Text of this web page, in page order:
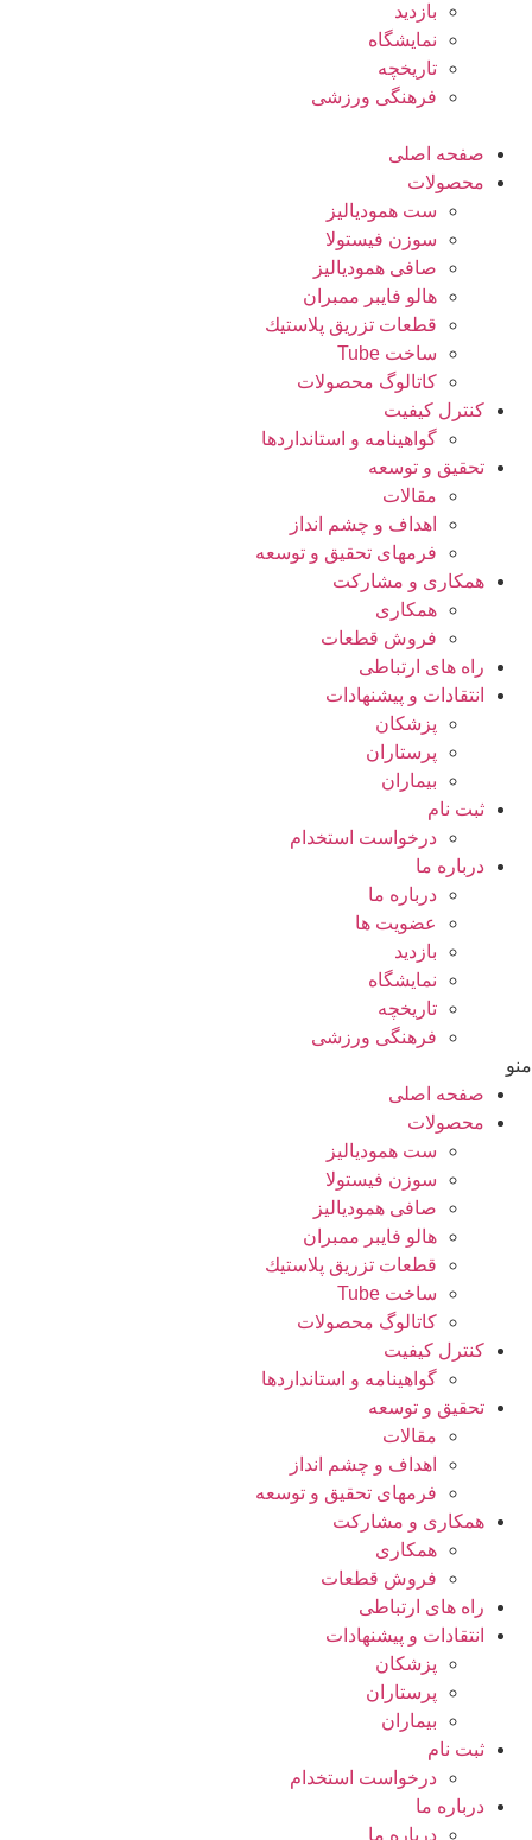
بازدید
نمایشگاه
تاريخچه
فرهنگی ورزشی
صفحه اصلی
محصولات
ست همودیالیز
سوزن فیستولا
صافی همودیالیز
هالو فایبر ممبران
قطعات تزريق پلاستيك
ساخت Tube
کاتالوگ محصولات
کنترل کیفیت
گواهينامه و استانداردها
تحقيق و توسعه
مقالات
اهداف و چشم انداز
فرمهای تحقیق و توسعه
همکاری و مشارکت
همکاری
فروش قطعات
راه های ارتباطی
انتقادات و پيشنهادات
پزشكان
پرستاران
بيماران
ثبت نام
درخواست استخدام
درباره ما
درباره ما
عضویت ها
بازدید
نمایشگاه
تاريخچه
فرهنگی ورزشی
منو
صفحه اصلی
محصولات
ست همودیالیز
سوزن فیستولا
صافی همودیالیز
هالو فایبر ممبران
قطعات تزريق پلاستيك
ساخت Tube
کاتالوگ محصولات
کنترل کیفیت
گواهينامه و استانداردها
تحقيق و توسعه
مقالات
اهداف و چشم انداز
فرمهای تحقیق و توسعه
همکاری و مشارکت
همکاری
فروش قطعات
راه های ارتباطی
انتقادات و پيشنهادات
پزشكان
پرستاران
بيماران
ثبت نام
درخواست استخدام
درباره ما
درباره ما